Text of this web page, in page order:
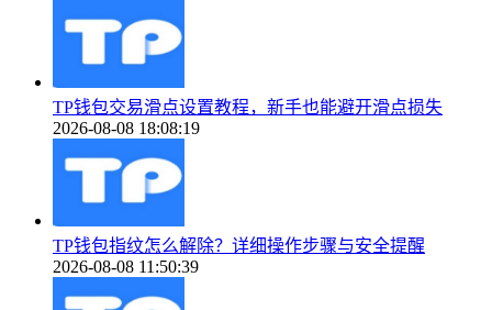
TP钱包交易滑点设置教程，新手也能避开滑点损失
2026-08-08 18:08:19
TP钱包指纹怎么解除？详细操作步骤与安全提醒
2026-08-08 11:50:39